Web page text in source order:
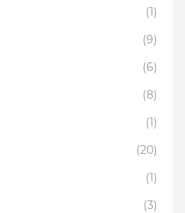
(1)
(9)
(6)
(8)
(1)
(20)
(1)
(3)